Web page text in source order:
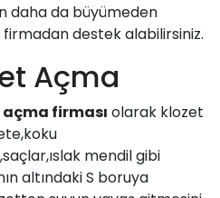
daha da büyümeden
destek alabilirsiniz.
Açma
açma firması olarak klozet
mendil gibi
altındaki S boruya